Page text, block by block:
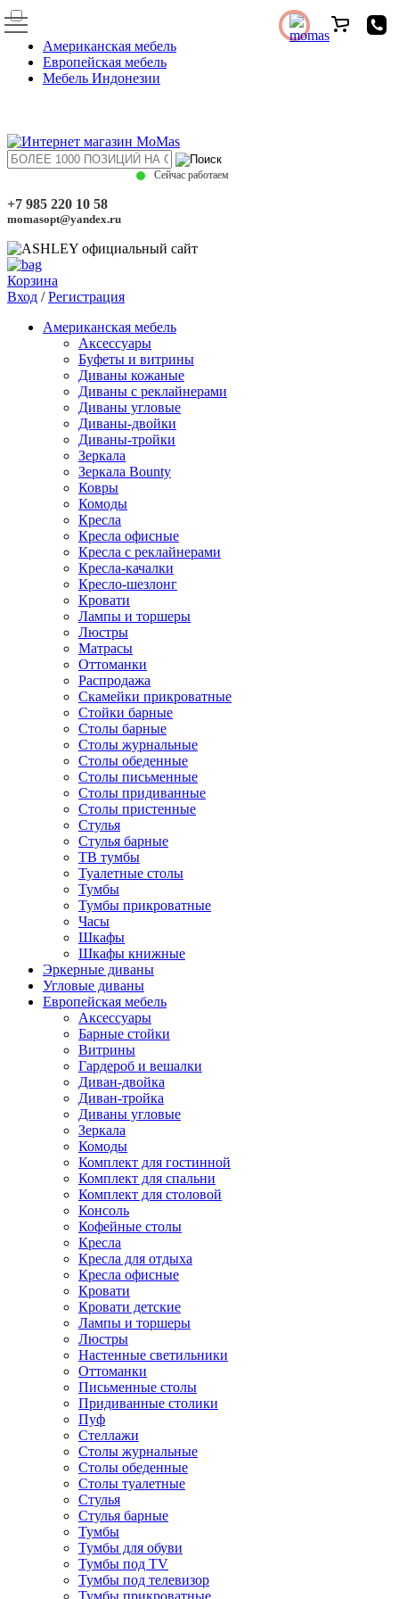
Американская мебель
Европейская мебель
Мебель Индонезии
Сейчас работаем
+7 985 220 10 58
momasopt@yandex.ru
Корзина
Вход /Регистрация
Американская мебель
Аксессуары
Буфеты и витрины
Диваны кожаные
Диваны с реклайнерами
Диваны угловые
Диваны-двойки
Диваны-тройки
Зеркала
Зеркала Bounty
Ковры
Комоды
Кресла
Кресла офисные
Кресла с реклайнерами
Кресла-качалки
Кресло-шезлонг
Кровати
Лампы и торшеры
Люстры
Матрасы
Оттоманки
Распродажа
Скамейки прикроватные
Стойки барные
Столы барные
Столы журнальные
Столы обеденные
Столы письменные
Столы придиванные
Столы пристенные
Стулья
Стулья барные
ТВ тумбы
Туалетные столы
Тумбы
Тумбы прикроватные
Часы
Шкафы
Шкафы книжные
Эркерные диваны
Угловые диваны
Европейская мебель
Аксессуары
Барные стойки
Витрины
Гардероб и вешалки
Диван-двойка
Диван-тройка
Диваны угловые
Зеркала
Комоды
Комплект для гостинной
Комплект для спальни
Комплект для столовой
Консоль
Кофейные столы
Кресла
Кресла для отдыха
Кресла офисные
Кровати
Кровати детские
Лампы и торшеры
Люстры
Настенные светильники
Оттоманки
Письменные столы
Придиванные столики
Пуф
Стеллажи
Столы журнальные
Столы обеденные
Столы туалетные
Стулья
Стулья барные
Тумбы
Тумбы для обуви
Тумбы под TV
Тумбы под телевизор
Тумбы прикроватные